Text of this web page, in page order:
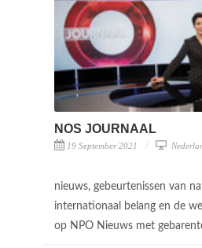
NOS JOURNAAL
19 September 2021
nieuws, gebeurtenissen van
internationaal belang en de
op NPO Nieuws met